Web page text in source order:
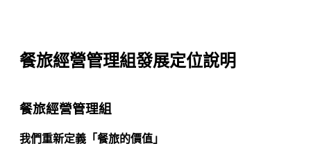
餐旅經營管理組發展定位說明
餐旅經營管理組
我們重新定義「餐旅的價值」